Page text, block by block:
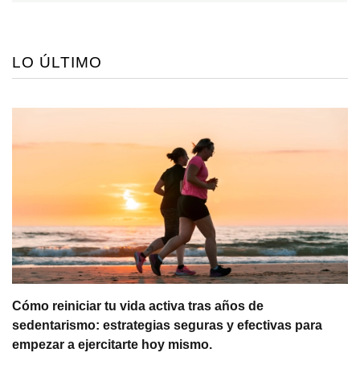
LO ÚLTIMO
Cómo reiniciar tu vida activa tras años de
sedentarismo: estrategias seguras y efectivas para
empezar a ejercitarte hoy mismo.